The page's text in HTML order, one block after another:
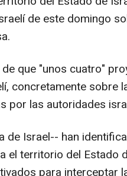
de este domingo
que "unos cuatro"
concretamente sobre
por las autoridades
de Israel-- han
el territorio del Estado
para interceptar